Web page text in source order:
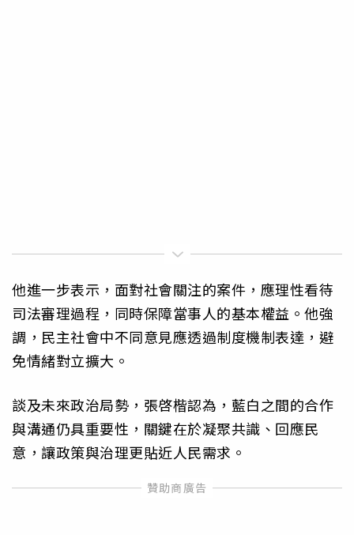
他進一步表示，面對社會關注的案件，應理性看待
司法審理過程，同時保障當事人的基本權益。他強
調，民主社會中不同意見應透過制度機制表達，避
免情緒對立擴大。
談及未來政治局勢，張啓楷認為，藍白之間的合作
與溝通仍具重要性，關鍵在於凝聚共識、回應民
意，讓政策與治理更貼近人民需求。